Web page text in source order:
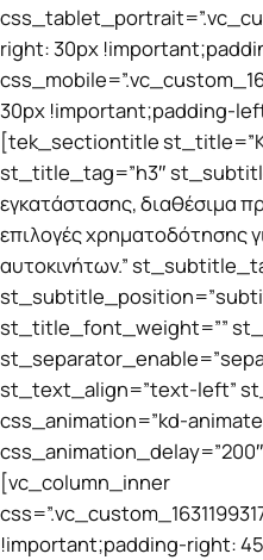
right: 30px
30px !important;padding-
[tek_sectiontitle
st_title_tag=”h3″
εγκατάστασης, διαθέσιμα
επιλογές χρηματοδότησης
αυτοκινήτων.”
st_title_font_weight=””
st_text_align=”text-left”
css_animation=”kd-
[vc_column_inner
!important;padding-right: